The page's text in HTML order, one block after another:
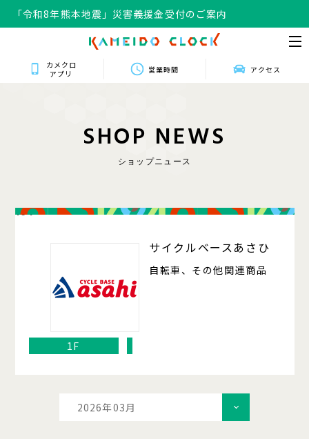
「令和8年熊本地震」災害義援金受付のご案内
カメクロ
アプリ
営業時間 アクセス
SHOP NEWS
ショップニュース
104
サイクルベースあさひ
自転車、その他関連商品
1F
2026年03月